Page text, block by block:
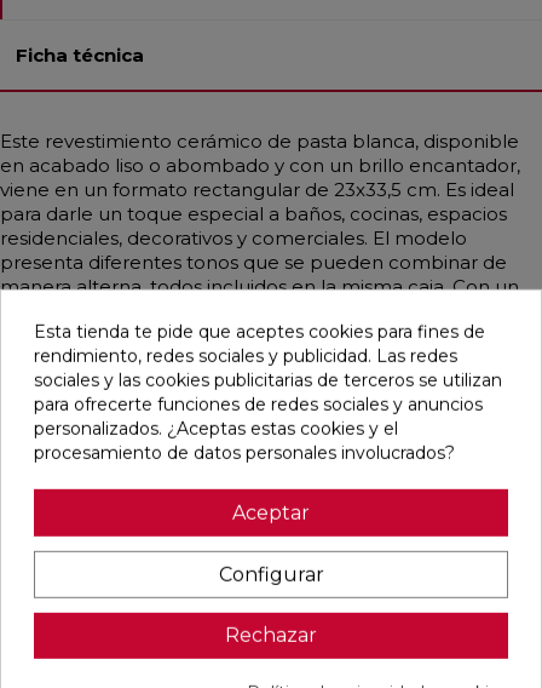
Ficha técnica
Este revestimiento cerámico de pasta blanca, disponible
en acabado liso o abombado y con un brillo encantador,
viene en un formato rectangular de 23x33,5 cm. Es ideal
para darle un toque especial a baños, cocinas, espacios
residenciales, decorativos y comerciales. El modelo
presenta diferentes tonos que se pueden combinar de
manera alterna, todos incluidos en la misma caja. Con un
los colores rosa y patchwork, ofreciendo una opción
decorativa única y atractiva.
BEIGE MATE
favorite
MOON STRIP
favorite
CREAM STRIP
C MATE
favorite
ABADIA
NATURAL
favorite
Esta tienda te pide que aceptes cookies para fines de
rendimiento, redes sociales y publicidad. Las redes
sociales y las cookies publicitarias de terceros se utilizan
para ofrecerte funciones de redes sociales y anuncios
personalizados. ¿Aceptas estas cookies y el
procesamiento de datos personales involucrados?
Aceptar
Configurar
Rechazar